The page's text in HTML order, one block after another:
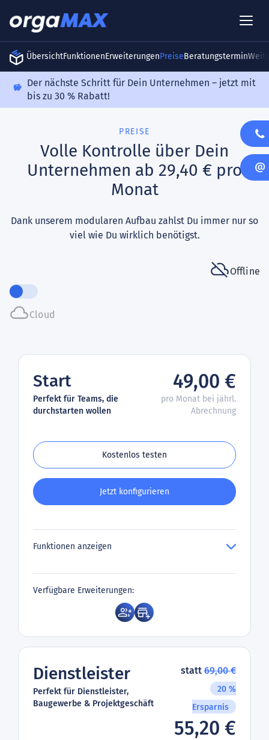
ÜbersichtFunktionenErweiterungenPreiseBeratungstermin
Der nächste Schritt für Dein Unternehmen – jetzt mit
bis zu 30 % Rabatt!
PREISE
Volle Kontrolle über Dein
Unternehmen ab 29,40 € pro
Monat
Dank unserem modularen Aufbau zahlst Du immer nur so
viel wie Du wirklich benötigst.
Offline
Cloud
Start
Perfekt für Teams, die
durchstarten wollen
49,00 €
pro Monat bei jährl.
Abrechnung
Kostenlos testen
Jetzt konfigurieren
Funktionen anzeigen
Verfügbare Erweiterungen:
Dienstleister
Perfekt für Dienstleister,
Baugewerbe & Projektgeschäft
statt 69,00 €
20 %
Ersparnis
55,20 €